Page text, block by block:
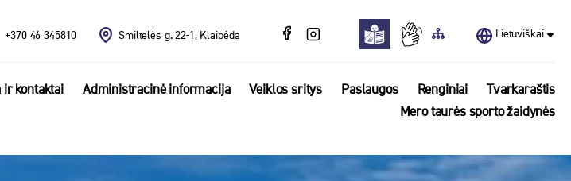
+370 46 345810 Smiltelės g. 22-1, Klaipėda Lietuviškai
kontaktai Administracinė informacija Veiklos sritys Paslaugos Renginiai
Tvarkaraštis
Mero taurės sporto žaidynės